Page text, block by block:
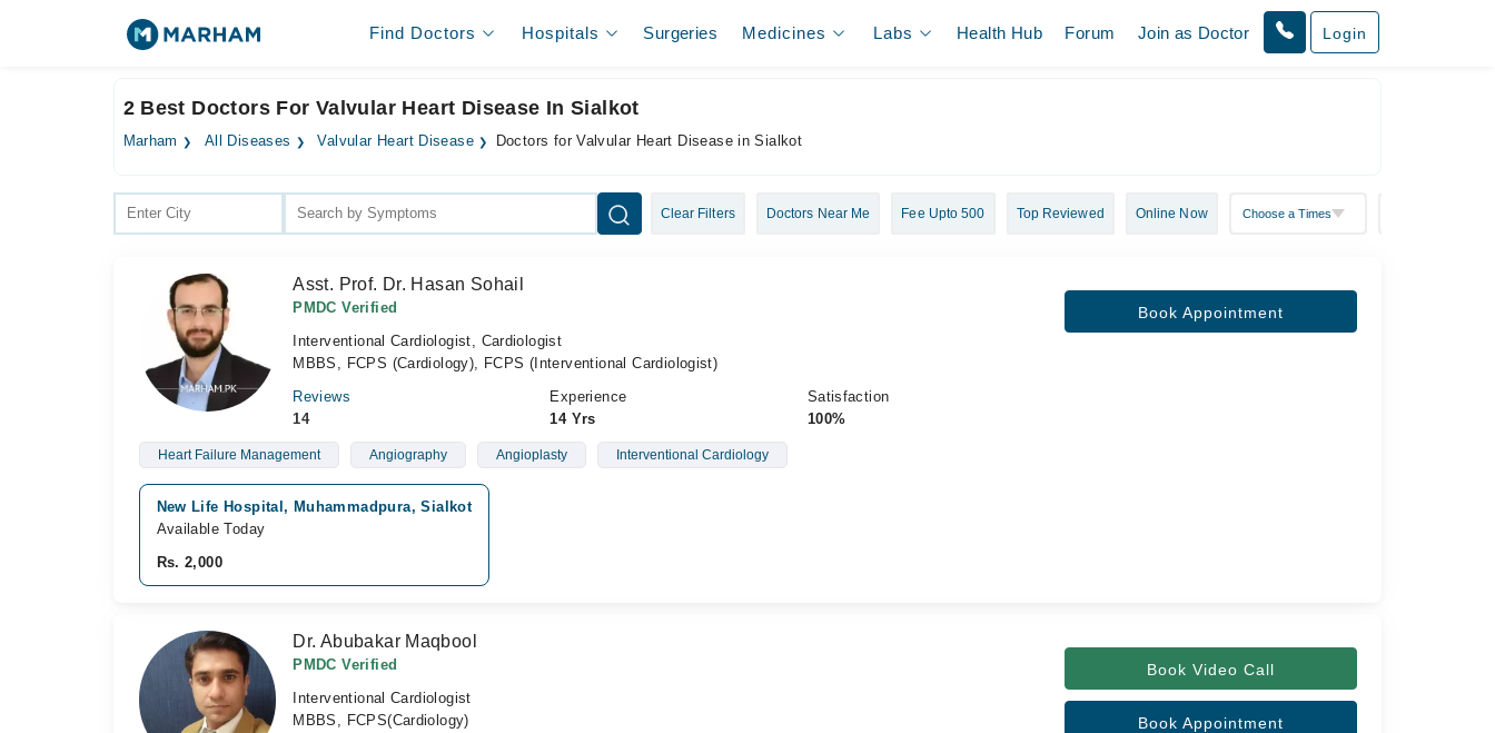
Find Doctors Hospitals Surgeries Medicines Labs Health Hub Forum Join as Doctor Login
2 Best Doctors For Valvular Heart Disease In Sialkot
Marham All Diseases Valvular Heart Disease Doctors for Valvular Heart Disease in Sialkot
Clear Filters Doctors Near Me Fee Upto 500 Top Reviewed Online Now
Asst. Prof. Dr. Hasan Sohail
PMDC Verified
Interventional Cardiologist, Cardiologist
MBBS, FCPS (Cardiology), FCPS (Interventional Cardiologist)
Reviews
14
Experience
14 Yrs
Satisfaction
100%
Book Appointment
Heart Failure Management Angiography Angioplasty Interventional Cardiology
New Life Hospital, Muhammadpura, Sialkot
Available Today
Rs. 2,000
Dr. Abubakar Maqbool
PMDC Verified
Interventional Cardiologist
MBBS, FCPS(Cardiology)
Book Video Call
Book Appointment